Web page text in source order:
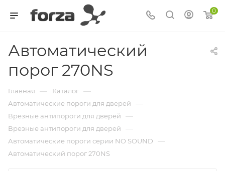
0
Автоматический
порог 270NS
Главная — Каталог —
Автоматические пороги для дверей —
Врезные антипороги для дверей —
Врезные антипороги для дверей —
Автоматические пороги серии NO SOUND —
Автоматический порог 270NS